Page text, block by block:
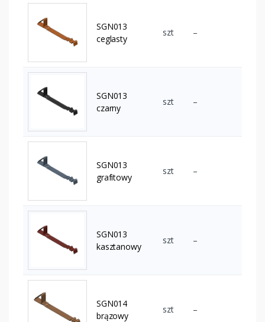
SGN013
ceglasty
szt –
SGN013
czarny
szt –
SGN013
grafitowy
szt –
SGN013
kasztanowy
szt –
SGN014
brązowy
szt –